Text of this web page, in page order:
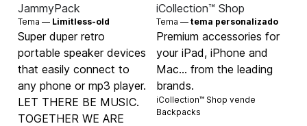
JammyPack
Tema — Limitless-old
Super duper retro
portable speaker devices
that easily connect to
any phone or mp3 player.
LET THERE BE MUSIC.
TOGETHER WE ARE
iCollection™ Shop
Tema — tema personalizado
Premium accessories for
your iPad, iPhone and
Mac... from the leading
brands.
iCollection™ Shop vende
Backpacks